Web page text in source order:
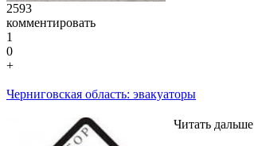
2593
комментировать
1
0
+
Черниговская область: эвакуаторы
Читать дальше